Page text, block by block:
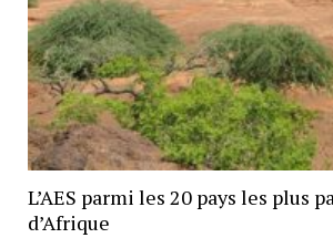
L’AES parmi les 20 pays les plus
d’Afrique